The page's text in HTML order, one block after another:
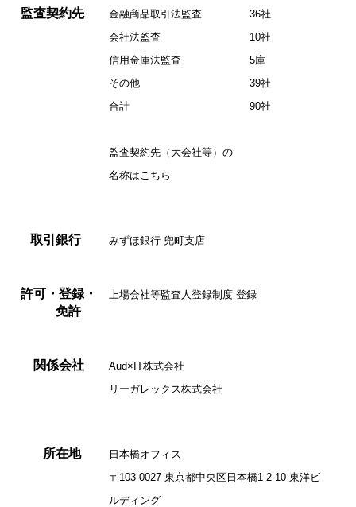
監査契約先
金融商品取引法監査
会社法監査
信用金庫法監査
その他
合計
監査契約先（大会社等）の
名称はこちら
36社
10社
5庫
39社
90社
取引銀行 みずほ銀行 兜町支店
許可・登録・
免許
上場会社等監査人登録制度 登録
関係会社
Aud×IT株式会社
リーガレックス株式会社
所在地
日本橋オフィス
〒103-0027 東京都中央区日本橋1-2-10 東洋ビ
ルディング